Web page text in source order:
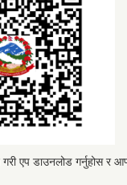
एप डाउनलोड गर्नुहोस र